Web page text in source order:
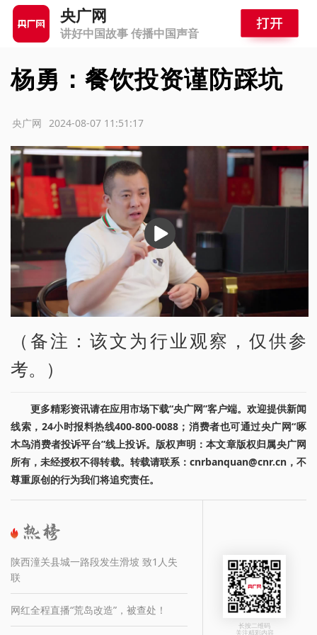
央广网
讲好中国故事 传播中国声音
杨勇：餐饮投资谨防踩坑
2024-08-07 11:51:17
央广网
播
放
（备注：该文为行业观察，仅供参
考。）
更多精彩资讯请在应用市场下载“央广网”客户端。欢迎提供新闻
线索，24小时报料热线400-800-0088；消费者也可通过央广网“啄
木鸟消费者投诉平台”线上投诉。版权声明：本文章版权归属央广网
所有，未经授权不得转载。转载请联系：cnrbanquan@cnr.cn，不
尊重原创的行为我们将追究责任。
陕西潼关县城一路段发生滑坡 致1人失
联
网红全程直播“荒岛改造”，被查处！
长按二维码
关注精彩内容